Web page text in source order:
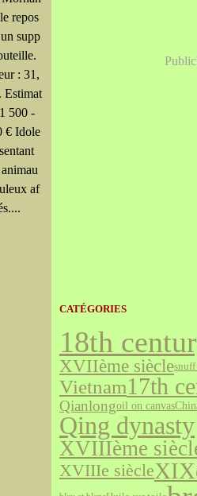
repos
supp
: 31,
Estimat
500 -
€ Idole
af
CATÉGORIES
18th
XVIIème siècle
Vietnam17th
Qianlongoil on canvas
Qing dynasty
XVIIIème
XVIIIe siècle